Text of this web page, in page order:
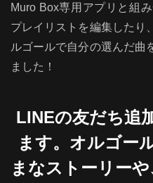
Muro Box専用アプリと組
プレイリストを編集したり
ルゴールで自分の選んだ曲
ました！
LINEの友だち追
ます。オルゴー
まなストーリー